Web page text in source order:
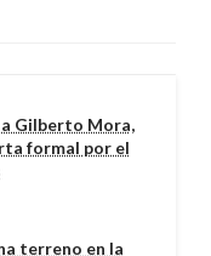
Gilberto Mora,
formal por el
terreno en la